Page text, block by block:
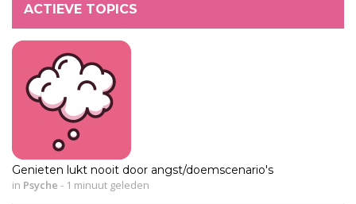
ACTIEVE TOPICS
Genieten lukt nooit door angst/doemscenario's
in Psyche - 1 minuut geleden